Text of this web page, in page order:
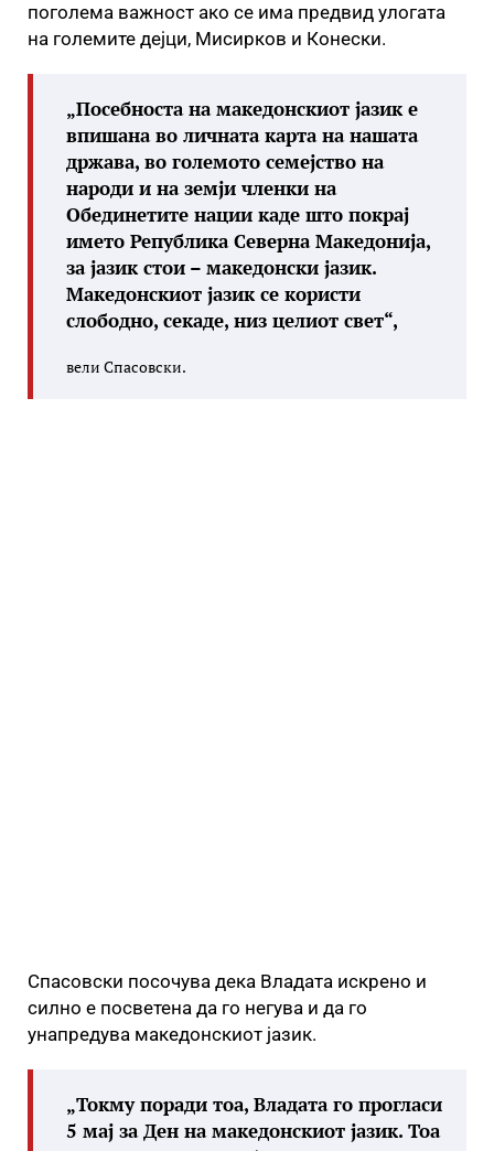
поголема важност ако се има предвид улогата
на големите дејци, Мисирков и Конески.
„Посебноста на македонскиот јазик е
впишана во личната карта на нашата
држава, во големото семејство на
народи и на земји членки на
Обединетите нации каде што покрај
името Република Северна Македонија,
за јазик стои – македонски јазик.
Македонскиот јазик се користи
слободно, секаде, низ целиот свет“,
вели Спасовски.
Спасовски посочува дека Владата искрено и
силно е посветена да го негува и да го
унапредува македонскиот јазик.
„Токму поради тоа, Владата го прогласи
5 мај за Ден на македонскиот јазик. Тоа